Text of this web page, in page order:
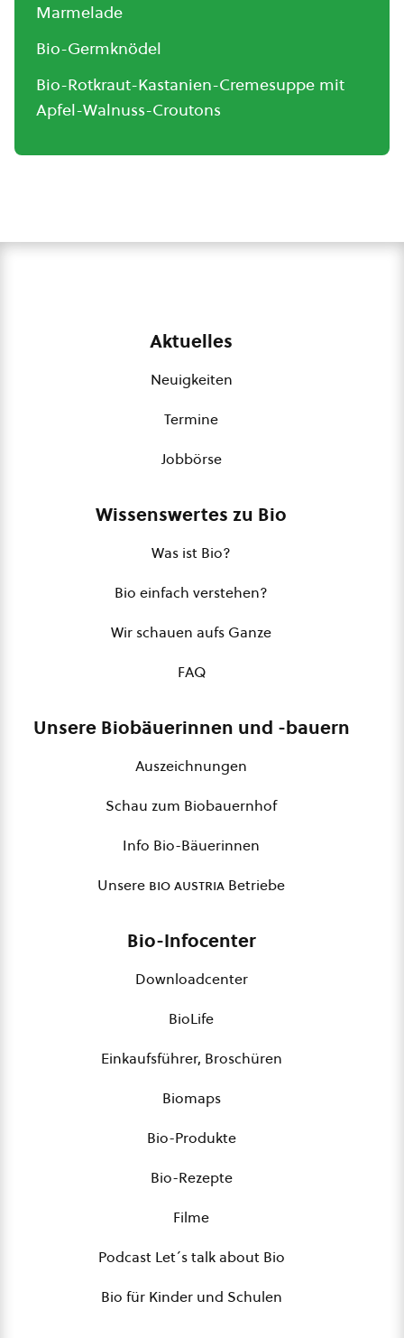
Marmelade
Bio-Germknödel
Bio-Rotkraut-Kastanien-Cremesuppe mit
Apfel-Walnuss-Croutons
Aktuelles
Neuigkeiten
Termine
Jobbörse
Wissenswertes zu Bio
Was ist Bio?
Bio einfach verstehen?
Wir schauen aufs Ganze
FAQ
Unsere Biobäuerinnen und -bauern
Auszeichnungen
Schau zum Biobauernhof
Info Bio-Bäuerinnen
Unsere bio austria Betriebe
Bio-Infocenter
Downloadcenter
BioLife
Einkaufsführer, Broschüren
Biomaps
Bio-Produkte
Bio-Rezepte
Filme
Podcast Let´s talk about Bio
Bio für Kinder und Schulen